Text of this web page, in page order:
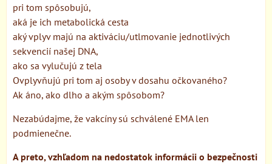
pri tom spôsobujú,
aká je ich metabolická cesta
aký vplyv majú na aktiváciu/utlmovanie jednotlivých
sekvencií našej DNA,
ako sa vylučujú z tela
Ovplyvňujú pri tom aj osoby v dosahu očkovaného?
Ak áno, ako dlho a akým spôsobom?
Nezabúdajme, že vakcíny sú schválené EMA len
podmienečne.
A preto, vzhľadom na nedostatok informácii o bezpečnosti